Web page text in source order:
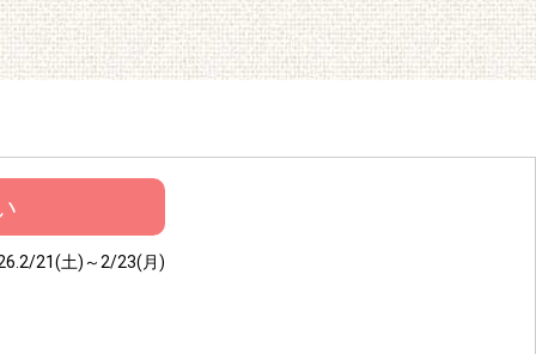
21(土)～2/23(月)